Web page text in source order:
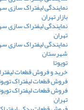
نمایندگی لیفتراک سازی
بازار تهران
نمایندگی لیفتراک سازی
تهران
نمایندگی لیفتراک سازی
شهرستان
تویوتا
خرید و فروش قطعات
فروش قطعات لیفتراک
فروش قطعات لیفتراک
تهران